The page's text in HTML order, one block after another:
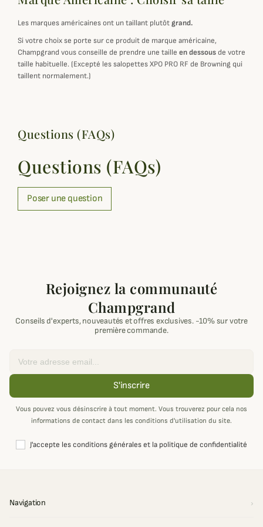
Les marques américaines ont un taillant plutôt grand.
Si votre choix se porte sur ce produit de marque américaine,
Champgrand vous conseille de prendre une taille en dessousde votre
taille habituelle. (Excepté les salopettes XPO PRO RF de Browning qui
taillent normalement.)
Questions (FAQs)
Questions (FAQs)
Poser une question
Rejoignez la communauté
Champgrand
Conseils d'experts, nouveautés et offres exclusives. -10% sur votre
première commande.
S'inscrire
Vous pouvez vous désinscrire à tout moment. Vous trouverez pour cela nos
informations de contact dans les conditions d'utilisation du site.
J'accepte les conditions générales et la politique de confidentialité
Navigation